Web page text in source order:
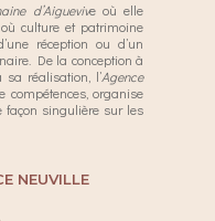
d’Aiguevive où elle
culture et patrimoine
réception ou d’un
De la conception à
sa réalisation, l’Agence
organise
façon singulière sur les
NEUVILLE